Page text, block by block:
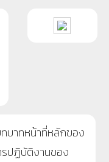
บาทหน้าที่หลักของ
ปฏิบัติงานของ